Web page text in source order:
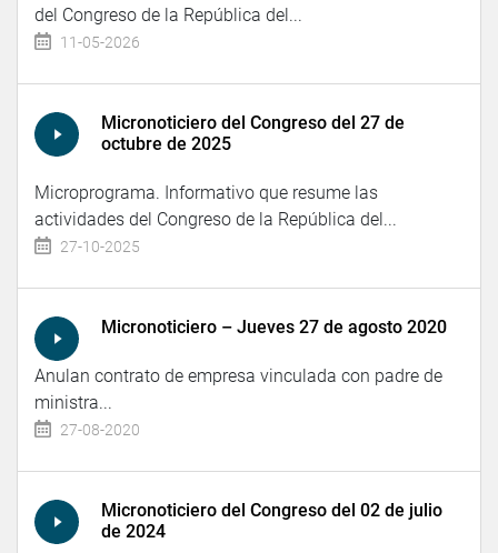
del Congreso de la República del...
11-05-2026
Micronoticiero del Congreso del 27 de
octubre de 2025
Microprograma. Informativo que resume las
actividades del Congreso de la República del...
27-10-2025
Micronoticiero – Jueves 27 de agosto 2020
Anulan contrato de empresa vinculada con padre de
ministra...
27-08-2020
Micronoticiero del Congreso del 02 de julio
de 2024